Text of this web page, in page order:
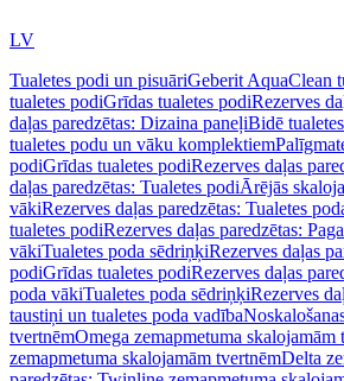
LV
Tualetes podi un pisuāriGeberit AquaClean
tualetes podiGrīdas tualetes podiRezerves
daļas paredzētas: Dizaina paneļiBidē
tualetes podu un vāku komplektiem
podiGrīdas tualetes podiRezerves daļas
daļas paredzētas: Tualetes podiĀrējās
vākiRezerves daļas paredzētas: Tualetes
tualetes podiRezerves daļas paredzētas:
vākiTualetes poda sēdriņķiRezerves daļas
podiGrīdas tualetes podiRezerves daļas
poda vākiTualetes poda sēdriņķiRezerves
taustiņi un tualetes poda vadība
tvertnēmOmega zemapmetuma skalojamām
zemapmetuma skalojamām tvertnēmDelta